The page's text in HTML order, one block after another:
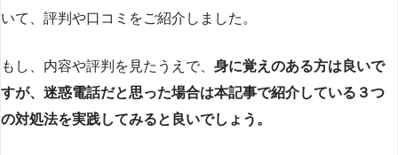
いて、評判や口コミをご紹介しました。
もし、内容や評判を見たうえで、 身に覚えのある方は良いで
すが、迷惑電話だと思った場合は本記事で紹介している３つ
の対処法を実践してみると良いでしょう。